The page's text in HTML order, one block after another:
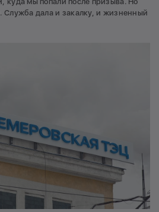
Служба дала и закалку, и жизненный